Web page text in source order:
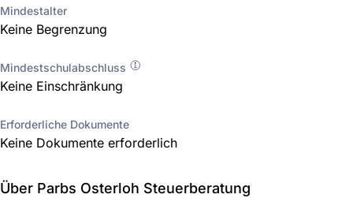
Mindestalter
Keine Begrenzung
Mindestschulabschluss
Keine Einschränkung
Erforderliche Dokumente
Keine Dokumente erforderlich
Über Parbs Osterloh Steuerberatung